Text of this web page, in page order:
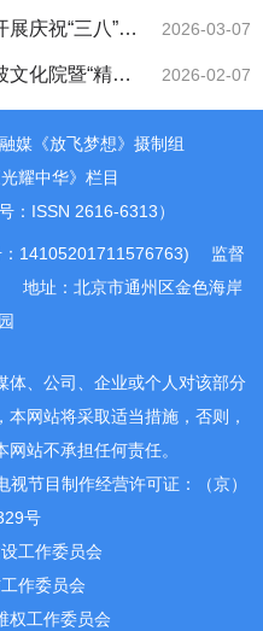
成效
庆祝“三八”国
2026-03-07
化院暨“精忠
开启
2026-02-07
媒《放飞梦想》摄制组
耀中华》栏目
：ISSN 2616-6313）
14105201711576763)
监督
地址：北京市通州区金色海岸
体、公司、企业或个人对该部分
网站将采取适当措施，否则，
站不承担任何责任。
视节目制作经营许可证：（京）
号
工作委员会
作委员会
权工作委员会